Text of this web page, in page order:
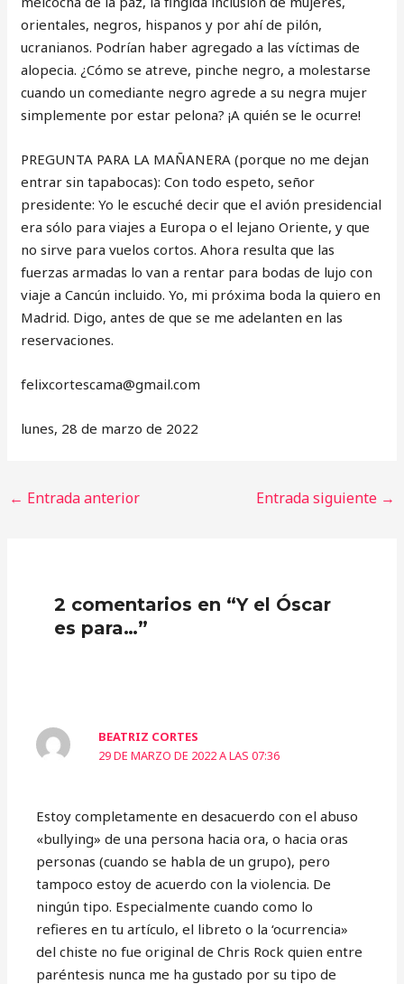
orientales, negros, hispanos y por ahí de pilón,
ucranianos. Podrían haber agregado a las víctimas de
alopecia. ¿Cómo se atreve, pinche negro, a molestarse
cuando un comediante negro agrede a su negra mujer
simplemente por estar pelona? ¡A quién se le ocurre!
PREGUNTA PARA LA MAÑANERA (porque no me dejan
entrar sin tapabocas): Con todo espeto, señor
presidente: Yo le escuché decir que el avión presidencial
era sólo para viajes a Europa o el lejano Oriente, y que
no sirve para vuelos cortos. Ahora resulta que las
fuerzas armadas lo van a rentar para bodas de lujo con
viaje a Cancún incluido. Yo, mi próxima boda la quiero en
Madrid. Digo, antes de que se me adelanten en las
reservaciones.
‎felixcortescama@gmail.com
lunes, 28 de marzo de 2022
← Entrada anterior Entrada siguiente →
2 comentarios en “Y el Óscar
es para…”
BEATRIZ CORTES
29 DE MARZO DE 2022 A LAS 07:36
Estoy completamente en desacuerdo con el abuso
«bullying» de una persona hacia ora, o hacia oras
personas (cuando se habla de un grupo), pero
tampoco estoy de acuerdo con la violencia. De
ningún tipo. Especialmente cuando como lo
refieres en tu artículo, el libreto o la ‘ocurrencia»
del chiste no fue original de Chris Rock quien entre
paréntesis nunca me ha gustado por su tipo de